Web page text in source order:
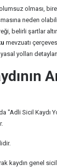
olması,
neden
belirli şartlar
mevzuatı
yolları
"Adli Sicil
kaydın genel